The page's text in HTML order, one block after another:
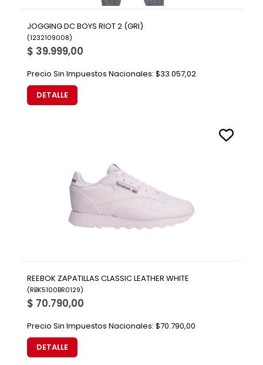
JOGGING DC BOYS RIOT 2 (GRI)
(1232109008)
$ 39.999,00
Precio Sin Impuestos Nacionales: $33.057,02
DETALLE
REEBOK ZAPATILLAS CLASSIC LEATHER WHITE
(RBK5100BR0129)
$ 70.790,00
Precio Sin Impuestos Nacionales: $70.790,00
DETALLE